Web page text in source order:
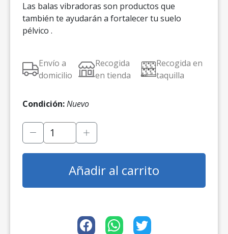
Las balas vibradoras son productos que
también te ayudarán a fortalecer tu suelo
pélvico .
Envío a
domicilio
Recogida
en tienda
Recogida en
taquilla
Condición:Nuevo
Añadir al carrito